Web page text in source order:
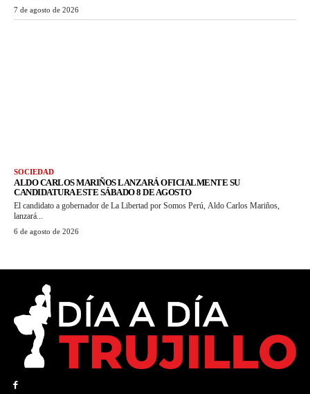
7 de agosto de 2026
SOCIEDAD
ALDO CARLOS MARIÑOS LANZARÁ OFICIALMENTE SU
CANDIDATURA ESTE SÁBADO 8 DE AGOSTO
El candidato a gobernador de La Libertad por Somos Perú, Aldo Carlos Mariños,
lanzará...
6 de agosto de 2026